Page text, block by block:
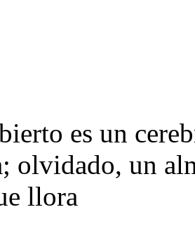
es un
olvidado, un
llora